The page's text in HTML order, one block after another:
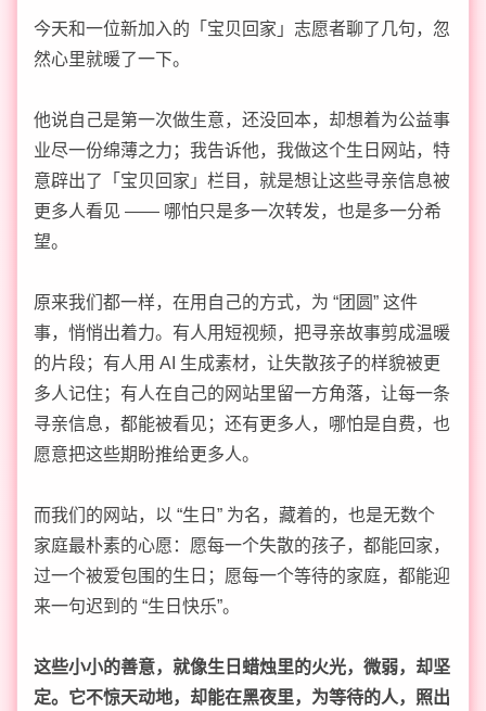
今天和一位新加入的「宝贝回家」志愿者聊了几句，忽
然心里就暖了一下。
他说自己是第一次做生意，还没回本，却想着为公益事
业尽一份绵薄之力；我告诉他，我做这个生日网站，特
意辟出了「宝贝回家」栏目，就是想让这些寻亲信息被
更多人看见 —— 哪怕只是多一次转发，也是多一分希
望。
原来我们都一样，在用自己的方式，为 “团圆” 这件
事，悄悄出着力。有人用短视频，把寻亲故事剪成温暖
的片段；有人用 AI 生成素材，让失散孩子的样貌被更
多人记住；有人在自己的网站里留一方角落，让每一条
寻亲信息，都能被看见；还有更多人，哪怕是自费，也
愿意把这些期盼推给更多人。
而我们的网站，以 “生日” 为名，藏着的，也是无数个
家庭最朴素的心愿：愿每一个失散的孩子，都能回家，
过一个被爱包围的生日；愿每一个等待的家庭，都能迎
来一句迟到的 “生日快乐”。
这些小小的善意，就像生日蜡烛里的火光，微弱，却坚
定。它不惊天动地，却能在黑夜里，为等待的人，照出